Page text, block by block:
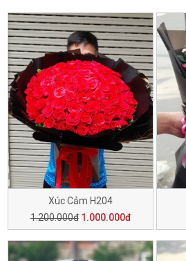
Xúc Cảm H204
1.200.000đ 1.000.000đ